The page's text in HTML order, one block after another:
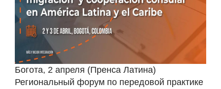
Богота, 2 апреля (Пренса Латина)
Региональный форум по передовой практике